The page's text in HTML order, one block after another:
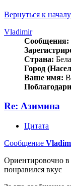
Вернуться к началу
Vladimir
Сообщения:
Страна:
Город
Ваше имя:
Re: Азимина
Цитата
Сообщение
Ориентировочно в
понравился вкус